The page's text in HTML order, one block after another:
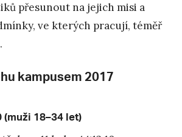
přesunout na jejich misi a
ve kterých pracují, téměř
kampusem 2017
18–34 let)